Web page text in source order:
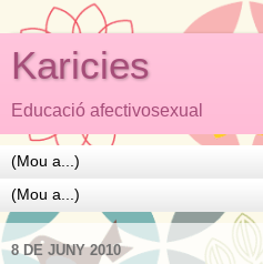
Karicies
Educació afectivosexual
8 DE JUNY 2010